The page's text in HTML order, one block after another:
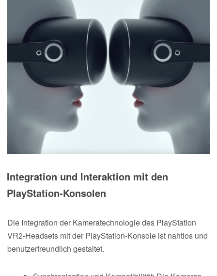
Integration und Interaktion mit den
PlayStation-Konsolen
Die Integration der Kameratechnologie des PlayStation
VR2-Headsets mit der PlayStation-Konsole ist nahtlos und
benutzerfreundlich gestaltet.